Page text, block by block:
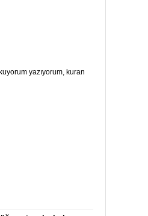
yazıyorum, kuran